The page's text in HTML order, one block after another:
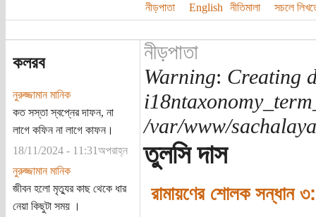
নীড়পাতা
English নীতিমালা সচলে
কলরব
নুরুজ্জামান মানিক
কত সস্তা স্বপ্নের দাফন, না
লাগে কফিন না লাগে কাফন।
18/11/2024 - 11:31অপরাহ্ন
নুরুজ্জামান মানিক
জীবন হলো মৃত্যুর কাছ থেকে ধার
নেয়া কিছুটা সময় ।
নীড়পাতা
Warning: Creating
/var/www/
তুলসি দাস
রামায়ণের শোলক সন্ধান ৩: